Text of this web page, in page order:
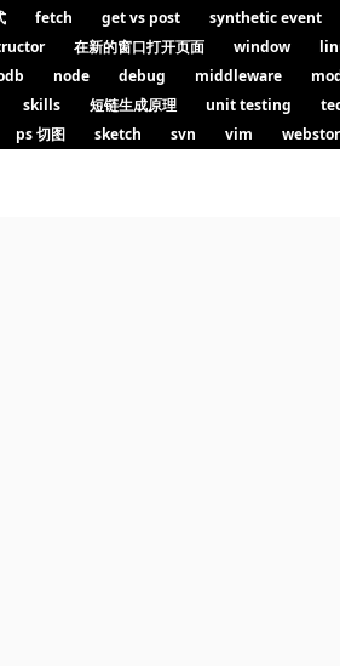
fetch get vs post synthetic event
在新的窗口打开页面 window
node debug middleware
skills 短链生成原理 unit testing
ps 切图 sketch svn vim